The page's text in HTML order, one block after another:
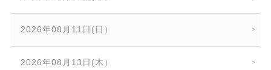
2026年08月11日(日）
2026年08月13日(木）